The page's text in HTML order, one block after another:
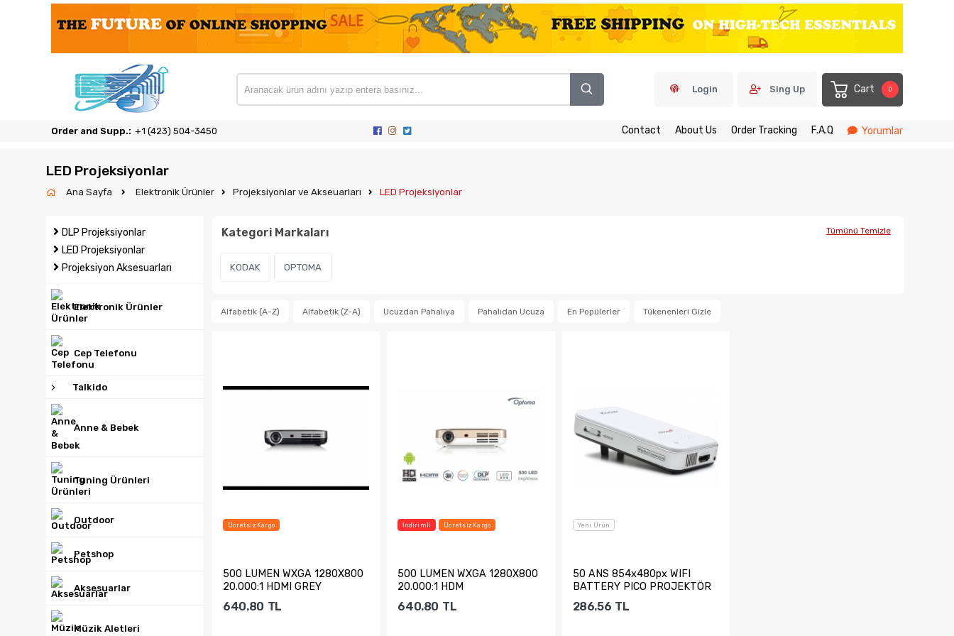
Login Sing Up Cart 0
Order and Supp.: ‎+1 (423) 504-3450 Contact About Us Order Tracking F.A.Q Yorumlar
LED Projeksiyonlar
Ana Sayfa Elektronik Ürünler Projeksiyonlar ve Akseuarları LED Projeksiyonlar
DLP Projeksiyonlar
LED Projeksiyonlar
Projeksiyon Aksesuarları
Elektronik Ürünler
Cep Telefonu
Talkido
Anne & Bebek
Tuning Ürünleri
Outdoor
Petshop
Aksesuarlar
Müzik Aletleri
Kategori Markaları Tümünü Temizle
KODAK OPTOMA
Alfabetik (A-Z) Alfabetik (Z-A) Ucuzdan Pahalıya Pahalıdan Ucuza En Popülerler Tükenenleri Gizle
Ücretsiz Kargo
500 LUMEN WXGA 1280X800
20.000:1 HDMI GREY
640.80 TL
İndirimli Ücretsiz Kargo
500 LUMEN WXGA 1280X800
20.000:1 HDM
640.80 TL
Yeni Ürün
50 ANS 854x480px WIFI
BATTERY PICO PROJEKTÖR
TAŞINABİLİR...
286.56 TL